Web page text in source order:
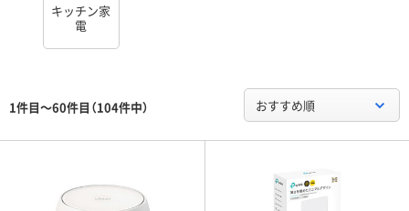
キッチン家
電
1件目～60件目（104件中） おすすめ順